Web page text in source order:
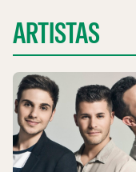
ARTISTAS